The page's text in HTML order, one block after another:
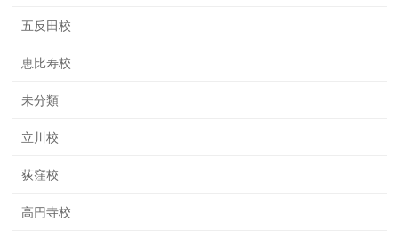
五反田校
恵比寿校
未分類
立川校
荻窪校
高円寺校